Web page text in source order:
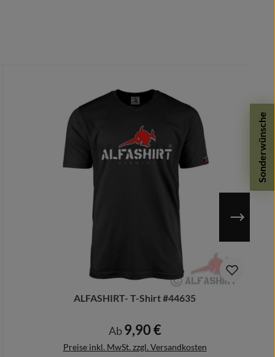
Sonderwünsche
ALFASHIRT- T-Shirt #44635
Regulärer Preis:
Ab9,90 €
Preise inkl. MwSt. zzgl. Versandkosten